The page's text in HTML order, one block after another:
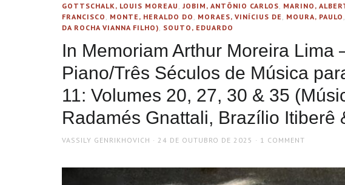
GOTTSCHALK, LOUIS MOREAU JOBIM, ANTÔNIO CARLOS MARINO,
FRANCISCO
MONTE, HERALDO DO MORAES, VINÍCIUS DE MOURA, PAULO
DA ROCHA VIANNA FILHO) SOUTO, EDUARDO
In Memoriam Arthur Moreira Lima
Piano/Três Séculos de Música
11: Volumes 20, 27, 30 & 35
Radamés Gnattali, Brazílio Itiberê
AUTHOR
VASSILY GENRIKHOVICH
POSTED
24 DE OUTUBRO DE 2025 1 COMMENT